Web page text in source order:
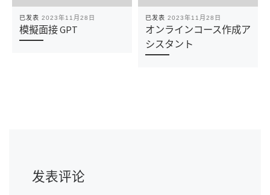
已发表 2023年11月28日
模擬面接 GPT
已发表 2023年11月28日
オンラインコース作成ア
シスタント
发表评论